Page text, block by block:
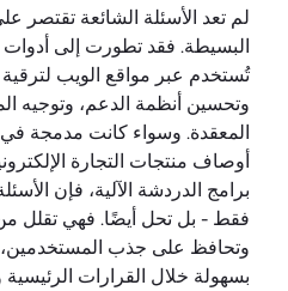
لم تعد الأسئلة الشائعة تقتصر
البسيطة. فقد تطورت إلى أدوات
تُستخدم عبر مواقع الويب
وتحسين أنظمة الدعم، وتوجيه
المعقدة. وسواء كانت مدمجة
أوصاف منتجات التجارة
برامج الدردشة الآلية، فإن
فقط - بل تحل أيضًا. فهي تقلل من
وتحافظ على جذب
بسهولة خلال القرارات الرئيسية